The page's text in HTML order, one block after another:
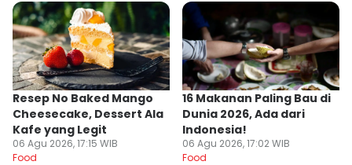
Resep No Baked Mango
Cheesecake, Dessert Ala
Kafe yang Legit
06 Agu 2026, 17:15 WIB
Food
16 Makanan Paling Bau di
Dunia 2026, Ada dari
Indonesia!
06 Agu 2026, 17:02 WIB
Food